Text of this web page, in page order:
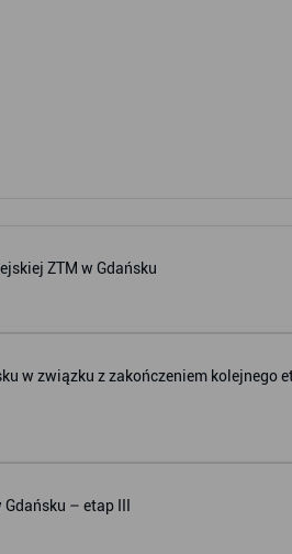
ZTM w Gdańsku
w związku z zakończeniem kolejnego
– etap III